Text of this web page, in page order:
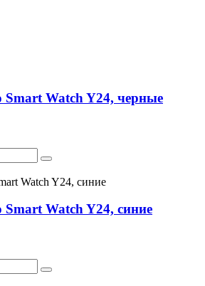
Watch Y24, черные
Watch Y24, синие